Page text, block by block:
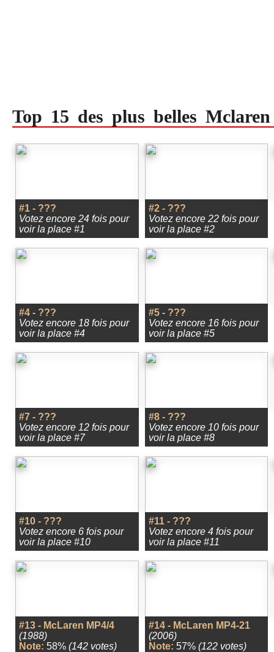
Top 15 des plus belles Mclaren
#1 - ???
Votez encore 24 fois pour
voir la place #1
#2 - ???
Votez encore 22 fois pour
voir la place #2
#4 - ???
Votez encore 18 fois pour
voir la place #4
#5 - ???
Votez encore 16 fois pour
voir la place #5
#7 - ???
Votez encore 12 fois pour
voir la place #7
#8 - ???
Votez encore 10 fois pour
voir la place #8
#10 - ???
Votez encore 6 fois pour
voir la place #10
#11 - ???
Votez encore 4 fois pour
voir la place #11
#13 - McLaren MP4/4
(1988)
Note: 58% (142 votes)
#14 - McLaren MP4-21
(2006)
Note: 57% (122 votes)